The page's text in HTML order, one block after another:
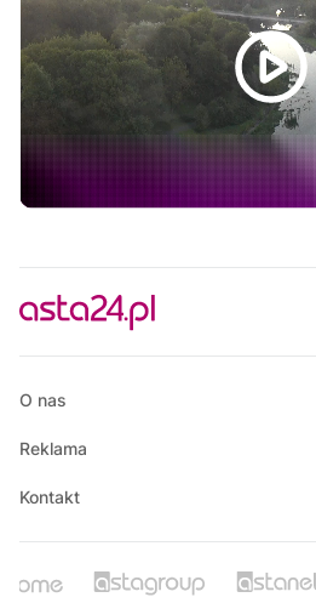
07:50
Własnymi ścieżkami
08:00
Informacje
08:15
Na szczęście piątek
09:30
10:00
Polskie Lasy
10:50
O nas
Reklama
Kontakt